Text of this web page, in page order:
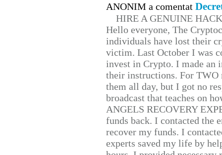
ANONIM a comentat
HIRE A GENUINE
Hello everyone, The
individuals have lost their
victim. Last October I was
invest in Crypto. I made
their instructions. For TWO
them all day, but I got no
broadcast that teaches on
ANGELS RECOVERY
funds back. I contacted the
recover my funds. I
experts saved my life by